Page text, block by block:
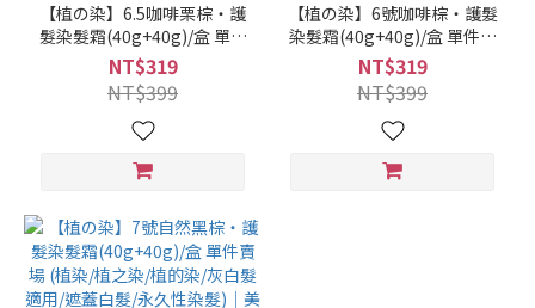
【植の染】6.5咖啡栗棕‧護
髮染髮霜(40g+40g)/盒 單件
賣場 (植染/植之染/植的染/灰
白髮適用/遮蓋白髮/永久性染
髮)｜美吾髮『可海外配送』
NT$319
NT$399
【植の染】6號咖啡棕‧護髮
染髮霜(40g+40g)/盒 單件賣
場 (植染/植之染/植的染/灰白
髮適用/遮蓋白髮/永久性染
髮)｜美吾髮『可海外配送』
NT$319
NT$399